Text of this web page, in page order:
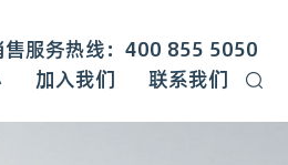
售服务热线：400 855 5050
加入我们 联系我们